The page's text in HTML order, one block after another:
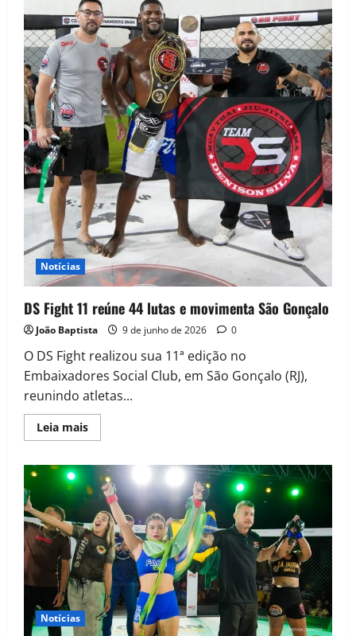
Notícias
DS Fight 11 reúne 44 lutas e movimenta São Gonçalo
João Baptista 9 de junho de 2026 0
O DS Fight realizou sua 11ª edição no
Embaixadores Social Club, em São Gonçalo (RJ),
reunindo atletas...
Leia mais
Notícias